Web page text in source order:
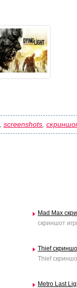
screenshots
Mad Max
скриншот
Thief
Thief
Metro Last